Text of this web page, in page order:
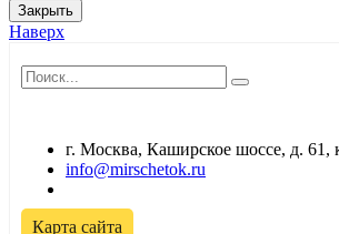
Закрыть
Наверх
г. Москва, Каширское шоссе, д.
info@mirschetok.ru
Карта сайта